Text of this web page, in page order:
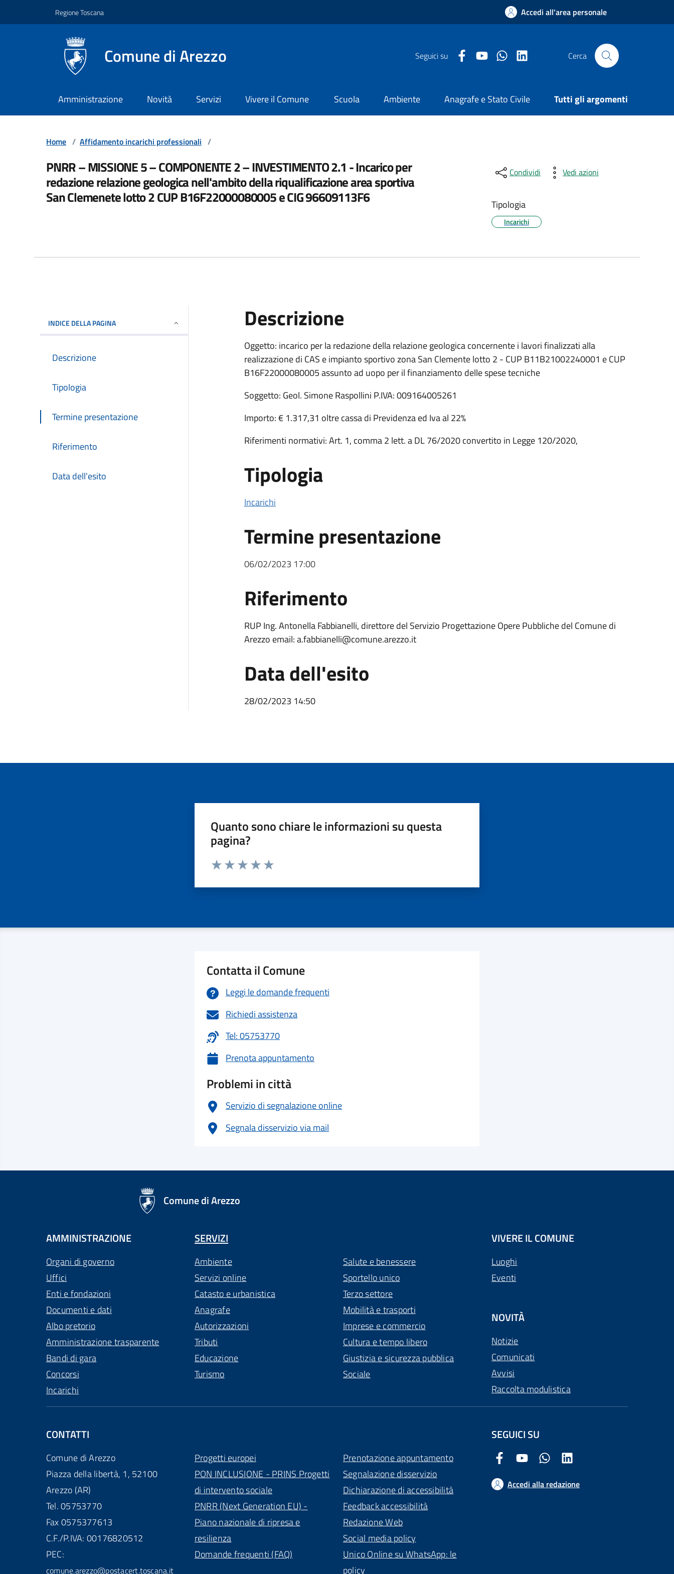
Regione Toscana Accedi all'area personale
Comune di Arezzo Seguici su Facebook Comune di Arezzo
Youtube Comune di Arezzo
Twitter Comune di Arezzo
LinkedIn Comune di Arezzo
Cerca
Amministrazione Novità Servizi Vivere il Comune Scuola Ambiente Anagrafe e Stato Civile Tutti gli argomenti
Home / Affidamento incarichi professionali /
PNRR – MISSIONE 5 – COMPONENTE 2 – INVESTIMENTO 2.1 - Incarico per
redazione relazione geologica nell'ambito della riqualificazione area sportiva
San Clemenete lotto 2 CUP B16F22000080005 e CIG 96609113F6
Condividi Vedi azioni
Tipologia
Incarichi
INDICE DELLA PAGINA
Descrizione
Tipologia
Termine presentazione
Riferimento
Data dell'esito
Descrizione
Descrizione Bando
Oggetto: incarico per la redazione della relazione geologica concernente i lavori finalizzati alla
realizzazione di CAS e impianto sportivo zona San Clemente lotto 2 - CUP B11B21002240001 e CUP
B16F22000080005 assunto ad uopo per il finanziamento delle spese tecniche
Soggetto: Geol. Simone Raspollini P.IVA: 009164005261
Importo: € 1.317,31 oltre cassa di Previdenza ed Iva al 22%
Riferimenti normativi: Art. 1, comma 2 lett. a DL 76/2020 convertito in Legge 120/2020,
Tipologia
Incarichi
Termine presentazione
06/02/2023 17:00
Riferimento
Riferimento
RUP Ing. Antonella Fabbianelli, direttore del Servizio Progettazione Opere Pubbliche del Comune di
Arezzo email: a.fabbianelli@comune.arezzo.it
Data dell'esito
28/02/2023 14:50
Quanto sono chiare le informazioni su questa
pagina?
Valuta da 1 a 5 stelle la pagina
Contatta il Comune
Leggi le domande frequenti
Richiedi assistenza
Tel: 05753770
Prenota appuntamento
Problemi in città
Servizio di segnalazione online
Segnala disservizio via mail
Comune di Arezzo
AMMINISTRAZIONE
Organi di governo
Uffici
Enti e fondazioni
Documenti e dati
Albo pretorio
Amministrazione trasparente
Bandi di gara
Concorsi
Incarichi
SERVIZI
Ambiente
Servizi online
Catasto e urbanistica
Anagrafe
Autorizzazioni
Tributi
Educazione
Turismo
Salute e benessere
Sportello unico
Terzo settore
Mobilità e trasporti
Imprese e commercio
Cultura e tempo libero
Giustizia e sicurezza pubblica
Sociale
VIVERE IL COMUNE
Luoghi
Eventi
NOVITÀ
Notizie
Comunicati
Avvisi
Raccolta modulistica
CONTATTI
Comune di Arezzo
Piazza della libertà, 1, 52100
Arezzo (AR)
Tel. 05753770
Fax 0575377613
C.F./P.IVA: 00176820512
PEC:
comune.arezzo@postacert.toscana.it
Progetti europei
PON INCLUSIONE - PRINS Progetti
di intervento sociale
PNRR (Next Generation EU) -
Piano nazionale di ripresa e
resilienza
Domande frequenti (FAQ)
Prenotazione appuntamento
Segnalazione disservizio
Dichiarazione di accessibilità
Feedback accessibilità
Redazione Web
Social media policy
Unico Online su WhatsApp: le
policy
SEGUICI SU
Facebook Comune di Arezzo
Youtube Comune di Arezzo
Twitter Comune di Arezzo
Accedi alla redazione